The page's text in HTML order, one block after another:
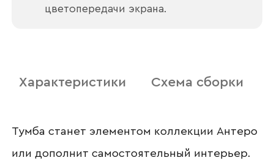
цветопередачи экрана.
Характеристики Схема сборки
Тумба станет элементом коллекции Антеро
или дополнит самостоятельный интерьер.